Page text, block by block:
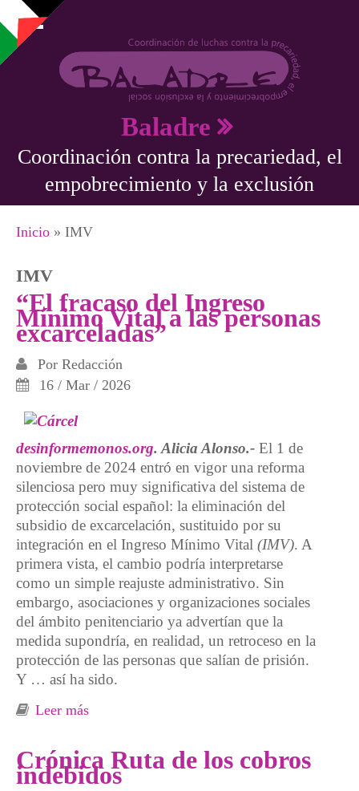
Pasar al contenido principal
Baladre
Coordinación contra la precariedad, el
empobrecimiento y la exclusión
Se encuentra usted aquí
Inicio » IMV
IMV
“El fracaso del Ingreso
Mínimo Vital a las personas
excarceladas”
Por Redacción
16 / Mar / 2026
desinformemonos.org. Alicia Alonso.- El 1 de
noviembre de 2024 entró en vigor una reforma
silenciosa pero muy significativa del sistema de
protección social español: la eliminación del
subsidio de excarcelación, sustituido por su
integración en el Ingreso Mínimo Vital (IMV). A
primera vista, el cambio podría interpretarse
como un simple reajuste administrativo. Sin
embargo, asociaciones y organizaciones sociales
del ámbito penitenciario ya advertían que la
medida supondría, en realidad, un retroceso en la
protección de las personas que salían de prisión.
Y … así ha sido.
Leer más
Crónica Ruta de los cobros
indebidos